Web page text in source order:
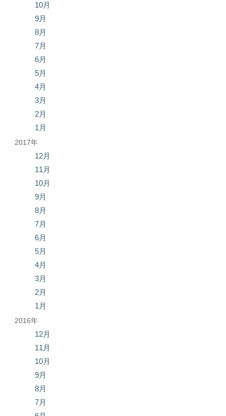
10月
9月
8月
7月
6月
5月
4月
3月
2月
1月
2017年
12月
11月
10月
9月
8月
7月
6月
5月
4月
3月
2月
1月
2016年
12月
11月
10月
9月
8月
7月